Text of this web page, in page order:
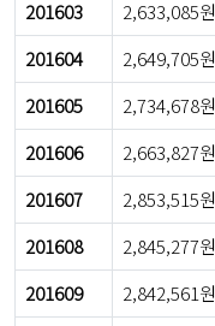
201603
2,633,085원
201604
2,649,705원
201605
2,734,678원
201606
2,663,827원
201607
2,853,515원
201608
2,845,277원
201609
2,842,561원